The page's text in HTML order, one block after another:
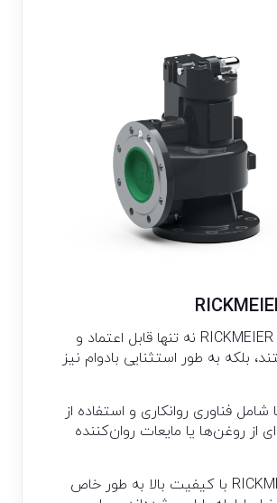
شیرهای فشار RICKMEIER نه تنها قابل اعتماد و
بلکه به طور استثنایی بادوام نیز
شامل فناوری روانکاری و استفاده از
از روغن‌ها یا مایعات روان‌کننده
شیرهای RICKMEIER با کیفیت بالا به طور خاص